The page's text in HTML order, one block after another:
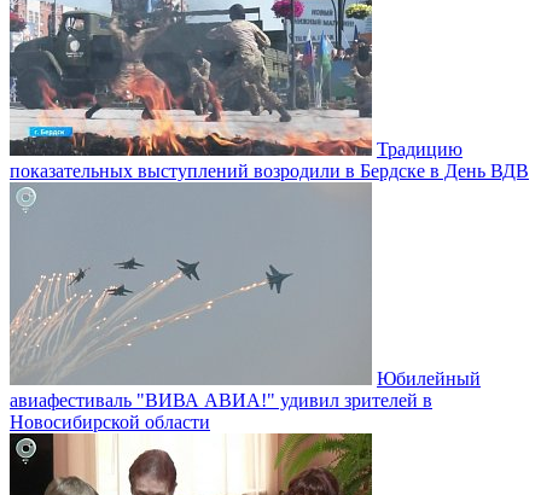
Традицию
показательных выступлений возродили в Бердске в День ВДВ
Юбилейный
авиафестиваль "ВИВА АВИА!" удивил зрителей в
Новосибирской области